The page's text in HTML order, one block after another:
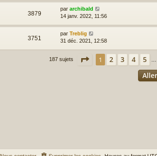
3879
par archibald
14 janv. 2022, 11:56
3751
par Treblig
31 déc. 2021, 12:58
187 sujets Page 1sur
1 2 3 4 5 …